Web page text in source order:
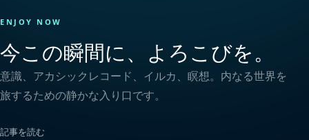
ENJOY NOW
今この瞬間に、よろこびを。
意識、アカシックレコード、イルカ、瞑想。内なる世界を
旅するための静かな入り口です。
記事を読む